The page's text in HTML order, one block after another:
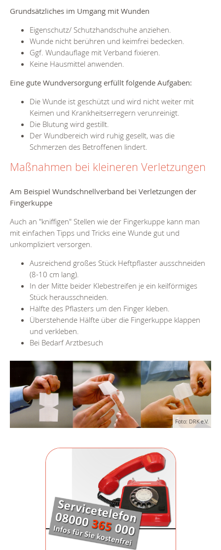
Grundsätzliches im Umgang mit Wunden
Eigenschutz/ Schutzhandschuhe anziehen.
Wunde nicht berühren und keimfrei bedecken.
Ggf. Wundauflage mit Verband fixieren.
Keine Hausmittel anwenden.
Eine gute Wundversorgung erfüllt folgende Aufgaben:
Die Wunde ist geschützt und wird nicht weiter mit
Keimen und Krankheitserregern verunreinigt.
Die Blutung wird gestillt.
Der Wundbereich wird ruhig gesellt, was die
Schmerzen des Betroffenen lindert.
Maßnahmen bei kleineren Verletzungen
Am Beispiel Wundschnellverband bei Verletzungen der
Fingerkuppe
Auch an "kniffigen" Stellen wie der Fingerkuppe kann man
mit einfachen Tipps und Tricks eine Wunde gut und
unkompliziert versorgen.
Ausreichend großes Stück Heftpflaster ausschneiden
(8-10 cm lang).
In der Mitte beider Klebestreifen je ein keilförmiges
Stück herausschneiden.
Hälfte des Pflasters um den Finger kleben.
Überstehende Hälfte über die Fingerkuppe klappen
und verkleben.
Bei Bedarf Arztbesuch
Foto: DRK e.V.